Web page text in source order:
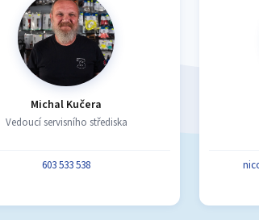
Michal Kučera
Vedoucí servisního střediska
603 533 538